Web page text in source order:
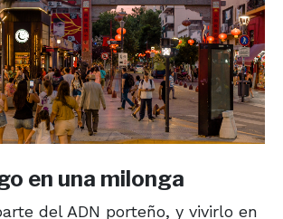
en una milonga
del ADN porteño, y vivirlo en